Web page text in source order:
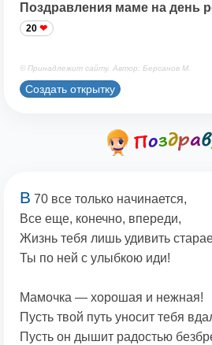
Поздравления маме на день
20
© Принадлежит сайту. Автор: Берсанов М.
Создать открытку
В 70 все только начинается,
Все еще, конечно, впереди,
Жизнь тебя лишь удивить
Ты по ней с улыбкою иди!
Мамочка — хорошая и нежная!
Пусть твой путь уносит тебя
Пусть он дышит радостью